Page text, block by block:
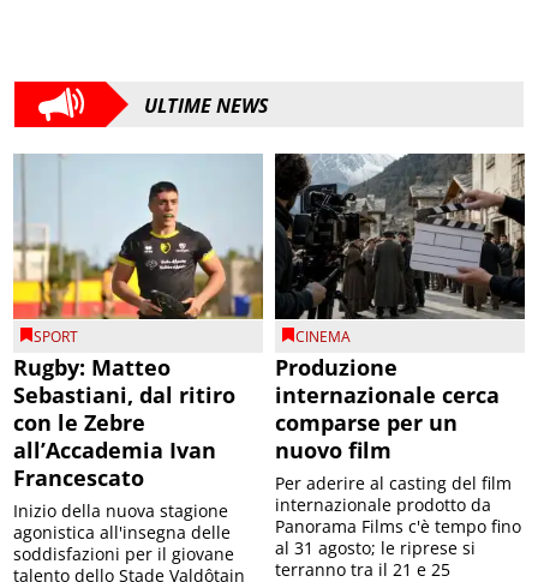
ULTIME NEWS
SPORT
Rugby: Matteo
Sebastiani, dal ritiro
con le Zebre
all’Accademia Ivan
Francescato
Inizio della nuova stagione
agonistica all'insegna delle
soddisfazioni per il giovane
talento dello Stade Valdôtain
CINEMA
Produzione
internazionale cerca
comparse per un
nuovo film
Per aderire al casting del film
internazionale prodotto da
Panorama Films c'è tempo fino
al 31 agosto; le riprese si
terranno tra il 21 e 25